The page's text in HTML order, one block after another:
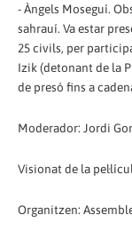
- Àngels Moseguí.
sahrauí. Va estar
25 civils, per
Izik (detonant de la
de presó fins a
Moderador: Jordi
Visionat de la
Organitzen: